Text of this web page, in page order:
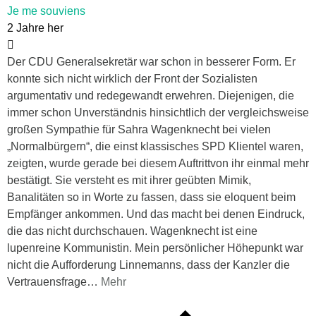
Je me souviens
2 Jahre her
Der CDU Generalsekretär war schon in besserer Form. Er
konnte sich nicht wirklich der Front der Sozialisten
argumentativ und redegewandt erwehren. Diejenigen, die
immer schon Unverständnis hinsichtlich der vergleichsweise
großen Sympathie für Sahra Wagenknecht bei vielen
„Normalbürgern“, die einst klassisches SPD Klientel waren,
zeigten, wurde gerade bei diesem Auftrittvon ihr einmal mehr
bestätigt. Sie versteht es mit ihrer geübten Mimik,
Banalitäten so in Worte zu fassen, dass sie eloquent beim
Empfänger ankommen. Und das macht bei denen Eindruck,
die das nicht durchschauen. Wagenknecht ist eine
lupenreine Kommunistin. Mein persönlicher Höhepunkt war
nicht die Aufforderung Linnemanns, dass der Kanzler die
Vertrauensfrage… Mehr